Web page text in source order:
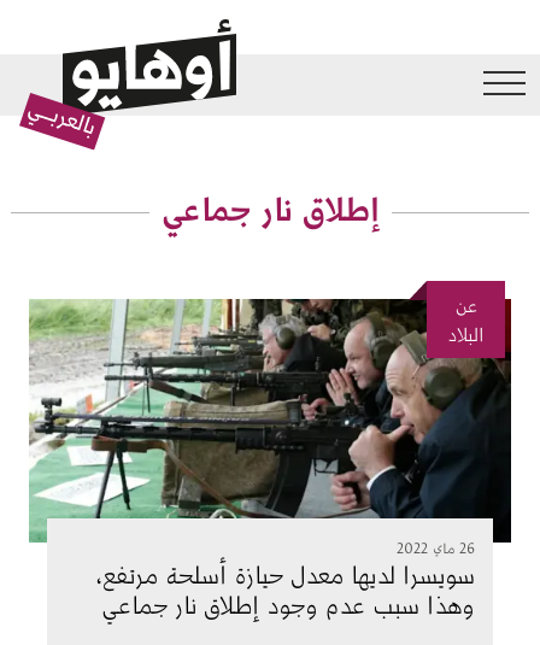
إطلاق نار جماعي
عن
البلاد
الصورة
26 ماي 2022
سويسرا لديها معدل حيازة أسلحة مرتفع،
وهذا سبب عدم وجود إطلاق نار جماعي